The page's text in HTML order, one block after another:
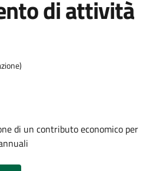
di attività
di un contributo economico per